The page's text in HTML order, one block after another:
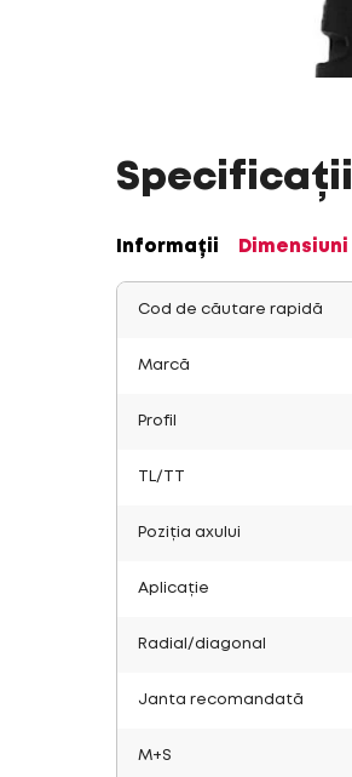
Specificații
Informații Dimensiuni
Cod de căutare rapidă
Marcă
Profil
TL/TT
Poziția axului
Aplicație
Radial/diagonal
Janta recomandată
M+S